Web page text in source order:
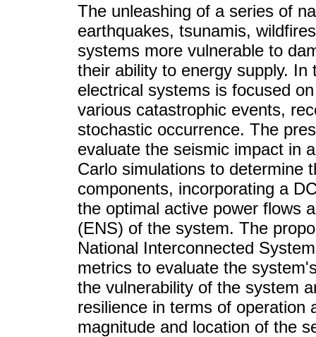
The unleashing of a series of
earthquakes, tsunamis,
systems more vulnerable to
their ability to energy supply.
electrical systems is focused
various catastrophic events,
stochastic occurrence. The
evaluate the seismic impact in
Carlo simulations to determine
components, incorporating a
the optimal active power flows
(ENS) of the system. The
National Interconnected
metrics to evaluate the
the vulnerability of the system
resilience in terms of operation
magnitude and location of the